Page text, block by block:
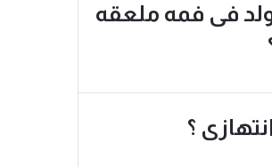
ولد فى فمه ملعقه
؟